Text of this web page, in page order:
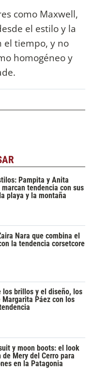
como Maxwell,
el estilo y la
el tiempo, y no
homogéneo y
Pampita y Anita
marcan tendencia con sus
playa y la montaña
Nara que combina el
la tendencia corsetcore
los brillos y el diseño, los
Páez con los
y moon boots: el look
Mery del Cerro para
en la Patagonia